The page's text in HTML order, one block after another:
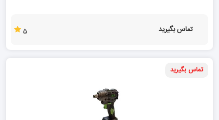
تماس بگیرید 5
تماس بگیرید